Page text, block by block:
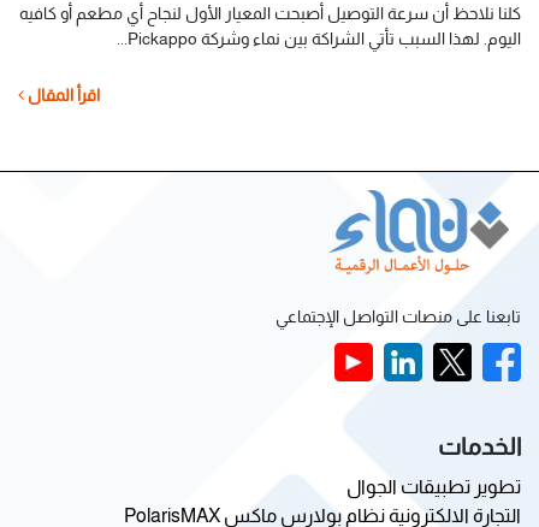
كلنا نلاحظ أن سرعة التوصيل أصبحت المعيار الأول لنجاح أي مطعم أو كافيه
اليوم. لهذا السبب تأتي الشراكة بين نماء وشركة Pickappo...
اقرأ المقال
تابعنا على منصات التواصل الإجتماعي
الخدمات
تطوير تطبيقات الجوال
التجارة الالكترونية نظام بولارس ماكس PolarisMAX